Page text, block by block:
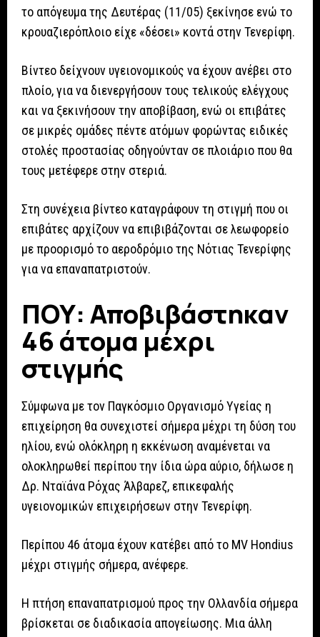
το απόγευμα της Δευτέρας (11/05) ξεκίνησε ενώ το
κρουαζιερόπλοιο είχε «δέσει» κοντά στην Τενερίφη.
Βίντεο δείχνουν υγειονομικούς να έχουν ανέβει στο
πλοίο, για να διενεργήσουν τους τελικούς ελέγχους
και να ξεκινήσουν την αποβίβαση, ενώ οι επιβάτες
σε μικρές ομάδες πέντε ατόμων φορώντας ειδικές
στολές προστασίας οδηγούνταν σε πλοιάριο που θα
τους μετέφερε στην στεριά.
Στη συνέχεια βίντεο καταγράφουν τη στιγμή που οι
επιβάτες αρχίζουν να επιβιβάζονται σε λεωφορείο
με προορισμό το αεροδρόμιο της Νότιας Τενερίφης
για να επαναπατριστούν.
ΠΟΥ: Αποβιβάστηκαν
46 άτομα μέχρι
στιγμής
Σύμφωνα με τον Παγκόσμιο Οργανισμό Υγείας η
επιχείρηση θα συνεχιστεί σήμερα μέχρι τη δύση του
ηλίου, ενώ ολόκληρη η εκκένωση αναμένεται να
ολοκληρωθεί περίπου την ίδια ώρα αύριο, δήλωσε η
Δρ. Νταϊάνα Ρόχας Άλβαρεζ, επικεφαλής
υγειονομικών επιχειρήσεων στην Τενερίφη.
Περίπου 46 άτομα έχουν κατέβει από το MV Hondius
μέχρι στιγμής σήμερα, ανέφερε.
Η πτήση επαναπατρισμού προς την Ολλανδία σήμερα
βρίσκεται σε διαδικασία απογείωσης. Μια άλλη